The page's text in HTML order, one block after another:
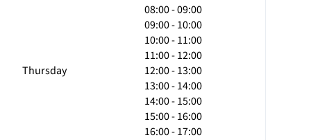
Thursday
08:00 - 09:00
09:00 - 10:00
10:00 - 11:00
11:00 - 12:00
12:00 - 13:00
13:00 - 14:00
14:00 - 15:00
15:00 - 16:00
16:00 - 17:00